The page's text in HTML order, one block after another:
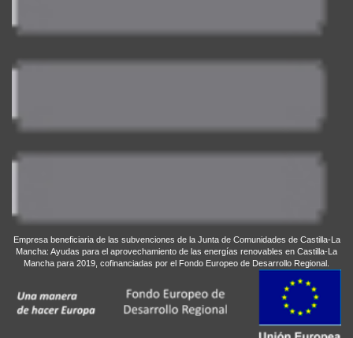
Empresa beneficiaria de las subvenciones de la Junta de Comunidades de Castilla-La
Mancha: Ayudas para el aprovechamiento de las energías renovables en Castilla-La
Mancha para 2019, cofinanciadas por el Fondo Europeo de Desarrollo Regional.